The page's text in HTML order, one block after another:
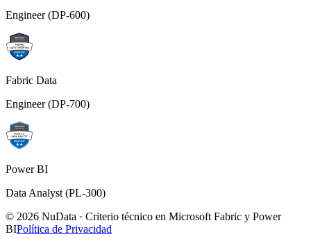
Engineer (DP-600)
Fabric Data
Engineer (DP-700)
Power BI
Data Analyst (PL-300)
© 2026 NuData · Criterio técnico en Microsoft Fabric y Power
BIPolítica de Privacidad